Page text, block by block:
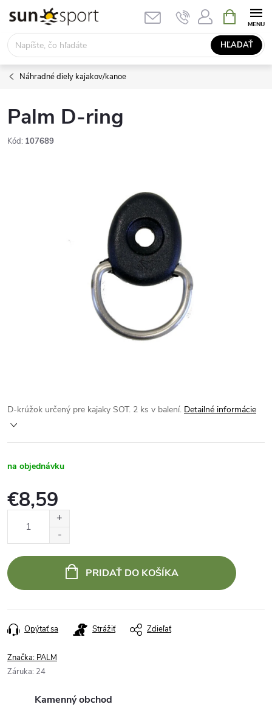
obsah
HĽADAŤ
KOŠÍK
Náhradné diely kajakov/kanoe
Palm D-ring
Kód: 107689
D-krúžok určený pre kajaky SOT. 2 ks v balení. Detailné informácie
na objednávku
€8,59
PRIDAŤ DO KOŠÍKA
Opýtať sa Strážiť Zdieľať
Značka: PALM
Záruka: 24
Kamenný obchod